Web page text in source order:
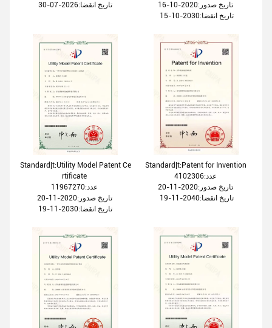
تاریخ انقضا:2026-07-30
تاریخ انقضا:2030-10-15
Standard|t:Utility Model Patent Ce
rtificate
تاریخ صدور:2020-11-20
تاریخ انقضا:2030-11-19
Standard|t:Patent for Invention
تاریخ انقضا:2040-11-19